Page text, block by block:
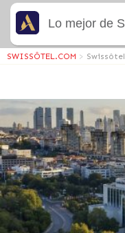
SWISSÔTEL.COM >
Lo mejor de